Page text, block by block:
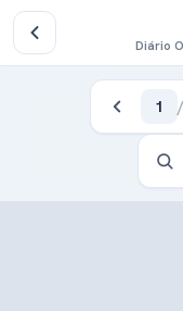
Diário
1 /